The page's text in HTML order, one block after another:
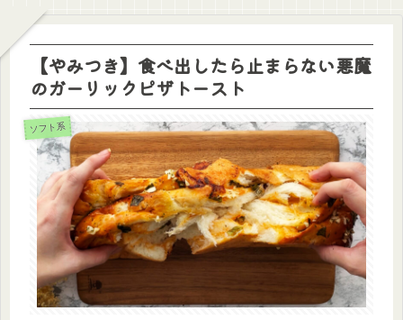
【やみつき】食べ出したら止まらない悪魔
のガーリックピザトースト
ソフト系